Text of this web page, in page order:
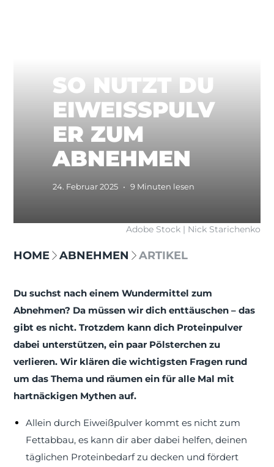
SO NUTZT DU
EIWEISSPULV
ER ZUM
ABNEHMEN
24. Februar 2025 • 9 Minuten lesen
Adobe Stock | Nick Starichenko
HOME ABNEHMEN ARTIKEL
Du suchst nach einem Wundermittel zum
Abnehmen? Da müssen wir dich enttäuschen – das
gibt es nicht. Trotzdem kann dich Proteinpulver
dabei unterstützen, ein paar Pölsterchen zu
verlieren. Wir klären die wichtigsten Fragen rund
um das Thema und räumen ein für alle Mal mit
hartnäckigen Mythen auf.
Allein durch Eiweißpulver kommt es nicht zum
Fettabbau, es kann dir aber dabei helfen, deinen
täglichen Proteinbedarf zu decken und fördert